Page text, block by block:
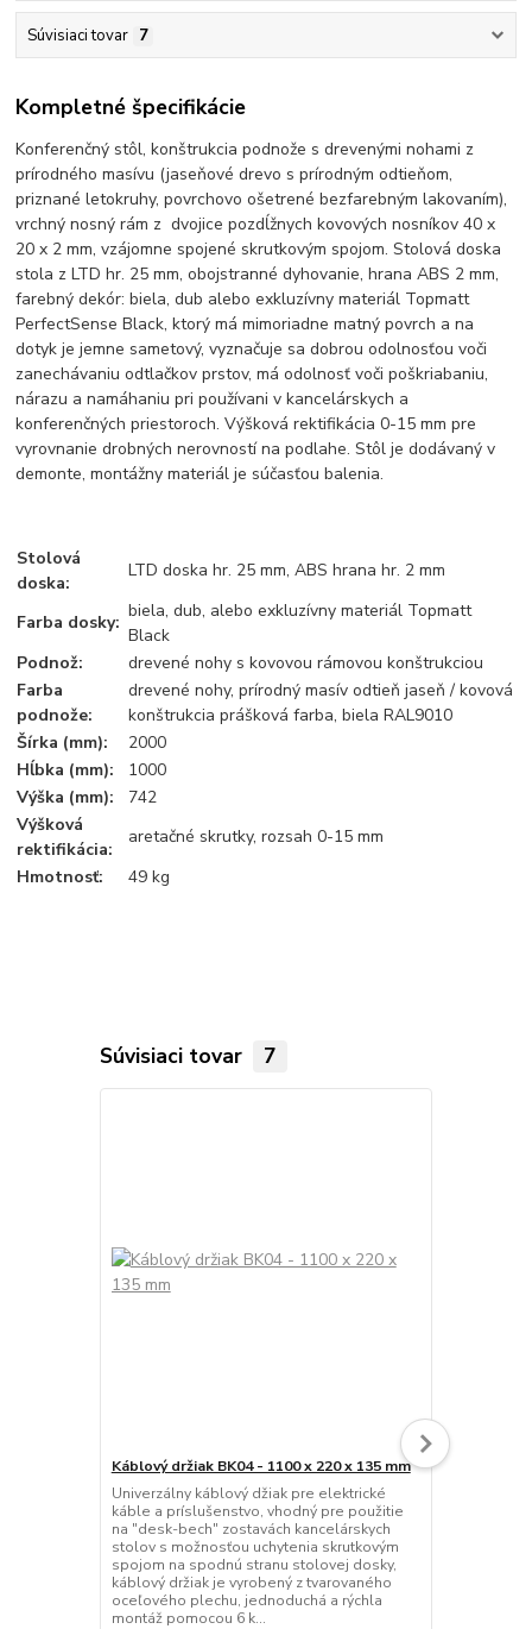
Súvisiaci tovar 7
Kompletné špecifikácie
Konferenčný stôl, konštrukcia podnože s drevenými nohami z
prírodného masívu (jaseňové drevo s prírodným odtieňom,
priznané letokruhy, povrchovo ošetrené bezfarebným lakovaním),
vrchný nosný rám z dvojice pozdĺžnych kovových nosníkov 40 x
20 x 2 mm, vzájomne spojené skrutkovým spojom. Stolová doska
stola z LTD hr. 25 mm, obojstranné dyhovanie, hrana ABS 2 mm,
farebný dekór: biela, dub alebo exkluzívny materiál Topmatt
PerfectSense Black, ktorý má mimoriadne matný povrch a na
dotyk je jemne sametový, vyznačuje sa dobrou odolnosťou voči
zanechávaniu odtlačkov prstov, má odolnosť voči poškriabaniu,
nárazu a namáhaniu pri používani v kancelárskych a
konferenčných priestoroch. Výšková rektifikácia 0-15 mm pre
vyrovnanie drobných nerovností na podlahe. Stôl je dodávaný v
demonte, montážny materiál je súčasťou balenia.
Stolová
doska:
LTD doska hr. 25 mm, ABS hrana hr. 2 mm
Farba dosky:
biela, dub, alebo exkluzívny materiál Topmatt
Black
Podnož:
drevené nohy s kovovou rámovou konštrukciou
Farba
podnože:
drevené nohy, prírodný masív odtieň jaseň / kovová
konštrukcia prášková farba, biela RAL9010
Šírka (mm):
2000
Hĺbka (mm):
1000
Výška (mm):
742
Výšková
rektifikácia:
aretačné skrutky, rozsah 0-15 mm
Hmotnosť:
49 kg
Súvisiaci tovar 7
Káblový držiak BK04 - 1100 x 220 x 135 mm
Univerzálny káblový džiak pre elektrické
káble a príslušenstvo, vhodný pre použitie
na "desk-bech" zostavách kancelárskych
stolov s možnosťou uchytenia skrutkovým
spojom na spodnú stranu stolovej dosky,
káblový držiak je vyrobený z tvarovaného
oceľového plechu, jednoduchá a rýchla
montáž pomocou 6 k...
Káblový